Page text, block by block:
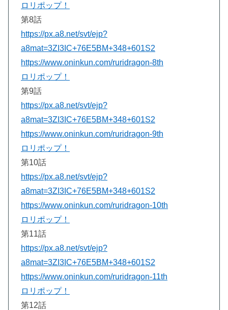
ロリポップ！
第8話
https://px.a8.net/svt/ejp?
a8mat=3ZI3IC+76E5BM+348+601S2
https://www.oninkun.com/ruridragon-8th
ロリポップ！
第9話
https://px.a8.net/svt/ejp?
a8mat=3ZI3IC+76E5BM+348+601S2
https://www.oninkun.com/ruridragon-9th
ロリポップ！
第10話
https://px.a8.net/svt/ejp?
a8mat=3ZI3IC+76E5BM+348+601S2
https://www.oninkun.com/ruridragon-10th
ロリポップ！
第11話
https://px.a8.net/svt/ejp?
a8mat=3ZI3IC+76E5BM+348+601S2
https://www.oninkun.com/ruridragon-11th
ロリポップ！
第12話